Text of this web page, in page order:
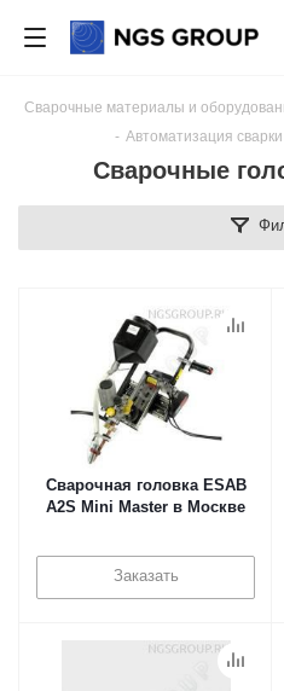
Сварочные материалы и
- Автоматизация сварки
Сварочные
Сварочная головка ESAB
A2S Mini Master в Москве
Заказать